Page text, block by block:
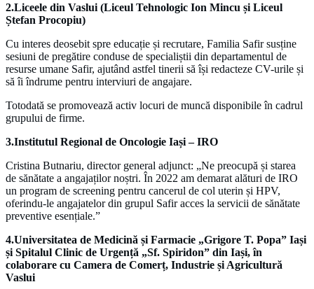
2.Liceele din Vaslui (Liceul Tehnologic Ion Mincu și Liceul
Ștefan Procopiu)
Cu interes deosebit spre educație și recrutare, Familia Safir susține
sesiuni de pregătire conduse de specialiștii din departamentul de
resurse umane Safir, ajutând astfel tinerii să își redacteze CV-urile și
să îi îndrume pentru interviuri de angajare.
Totodată se promovează activ locuri de muncă disponibile în cadrul
grupului de firme.
3.Institutul Regional de Oncologie Iași – IRO
Cristina Butnariu, director general adjunct: „Ne preocupă și starea
de sănătate a angajaților noștri. În 2022 am demarat alături de IRO
un program de screening pentru cancerul de col uterin și HPV,
oferindu-le angajatelor din grupul Safir acces la servicii de sănătate
preventive esențiale.”
4.Universitatea de Medicină și Farmacie „Grigore T. Popa” Iași
și Spitalul Clinic de Urgență „Sf. Spiridon” din Iași, în
colaborare cu Camera de Comerț, Industrie și Agricultură
Vaslui